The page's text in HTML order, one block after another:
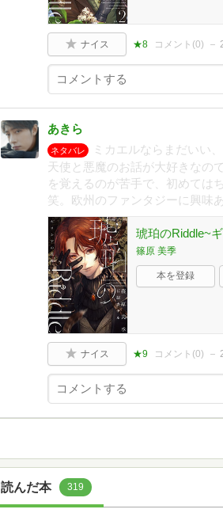
ナイス ★8 コメント(0)
あきら
ネタバレ
ミカエルならまだいい
天使と悪魔のお話が大好きなの
を覚えるのが苦手で、初めては
笑。欧州のファンタジーに興味
琥珀のRiddle~
篠原 美季
本を登録
ナイス ★9 コメント(0)
読んだ本 319